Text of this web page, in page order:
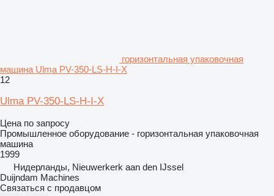
горизонтальная упаковочная
машина Ulma PV-350-LS-H-I-X
12
Ulma PV-350-LS-H-I-X
Цена по запросу
Промышленное оборудование - горизонтальная упаковочная
машина
1999
Нидерланды, Nieuwerkerk aan den IJssel
Duijndam Machines
Связаться с продавцом